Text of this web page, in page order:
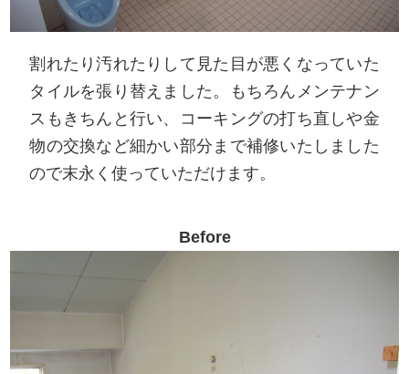
割れたり汚れたりして見た目が悪くなっていた
タイルを張り替えました。もちろんメンテナン
スもきちんと行い、コーキングの打ち直しや金
物の交換など細かい部分まで補修いたしました
ので末永く使っていただけます。
Before